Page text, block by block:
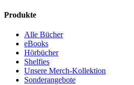
Produkte
Alle Bücher
eBooks
Hörbücher
Shelfies
Unsere Merch-Kollektion
Sonderangebote